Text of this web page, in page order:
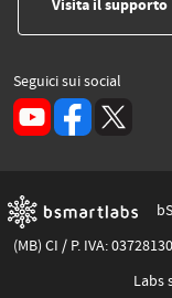
Visita il supporto
Seguici sui social
(MB) CI / P. IVA:
Labs